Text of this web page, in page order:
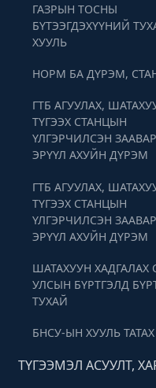
ГАЗРЫН ТОСНЫ
БҮТЭЭГДЭХҮҮНИЙ
ХУУЛЬ
НОРМ БА ДҮРЭМ,
ГТБ АГУУЛАХ,
ТҮГЭЭХ СТАНЦЫН
ҮЛГЭРЧИЛСЭН
ЭРҮҮЛ АХУЙН ДҮРЭМ
ГТБ АГУУЛАХ,
ТҮГЭЭХ СТАНЦЫН
ҮЛГЭРЧИЛСЭН
ЭРҮҮЛ АХУЙН ДҮРЭМ
ШАТАХУУН ХАДГАЛАХ
УЛСЫН БҮРТГЭЛД
ТУХАЙ
БНСУ-ЫН ХУУЛЬ
ТҮГЭЭМЭЛ АСУУЛТ,